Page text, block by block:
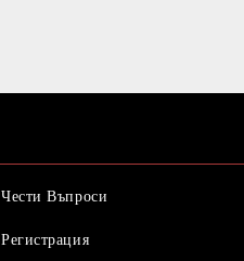
Чести Въпроси
Регистрация